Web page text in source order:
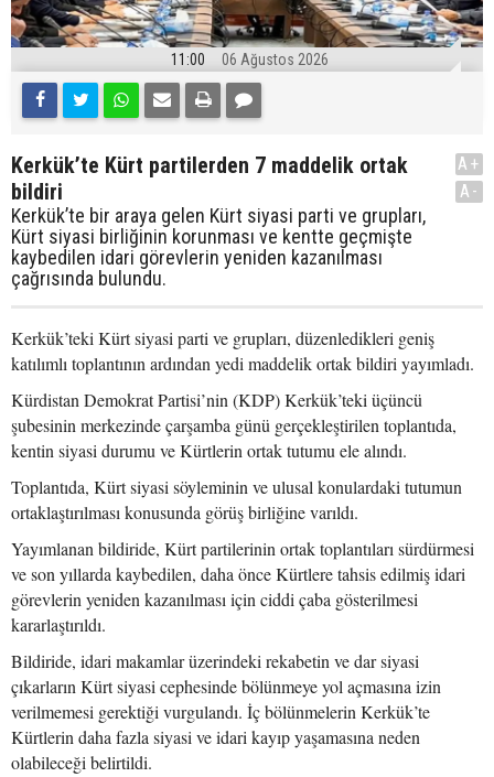
11:00 06 Ağustos 2026
Kerkük’te Kürt partilerden 7 maddelik ortak
bildiri
Kerkük’te bir araya gelen Kürt siyasi parti ve grupları,
Kürt siyasi birliğinin korunması ve kentte geçmişte
kaybedilen idari görevlerin yeniden kazanılması
çağrısında bulundu.
A+
A-
Kerkük’teki Kürt siyasi parti ve grupları, düzenledikleri geniş
katılımlı toplantının ardından yedi maddelik ortak bildiri yayımladı.
Kürdistan Demokrat Partisi’nin (KDP) Kerkük’teki üçüncü
şubesinin merkezinde çarşamba günü gerçekleştirilen toplantıda,
kentin siyasi durumu ve Kürtlerin ortak tutumu ele alındı.
Toplantıda, Kürt siyasi söyleminin ve ulusal konulardaki tutumun
ortaklaştırılması konusunda görüş birliğine varıldı.
Yayımlanan bildiride, Kürt partilerinin ortak toplantıları sürdürmesi
ve son yıllarda kaybedilen, daha önce Kürtlere tahsis edilmiş idari
görevlerin yeniden kazanılması için ciddi çaba gösterilmesi
kararlaştırıldı.
Bildiride, idari makamlar üzerindeki rekabetin ve dar siyasi
çıkarların Kürt siyasi cephesinde bölünmeye yol açmasına izin
verilmemesi gerektiği vurgulandı. İç bölünmelerin Kerkük’te
Kürtlerin daha fazla siyasi ve idari kayıp yaşamasına neden
olabileceği belirtildi.